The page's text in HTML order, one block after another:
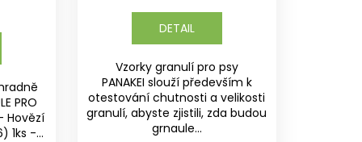
PRO
Hovězí
1ks -...
DETAIL
Vzorky granulí pro psy
PANAKEI slouží především k
otestování chutnosti a velikosti
granulí, abyste zjistili, zda budou
grnaule...